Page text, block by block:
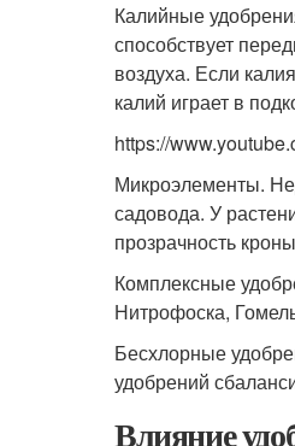
Калийные
способствует
воздуха. Если
калий играет в
https://
Микроэлементы.
садовода. У
прозрачность
Комплексные
Нитрофоска,
Бесхлорные
удобрений
Влияние